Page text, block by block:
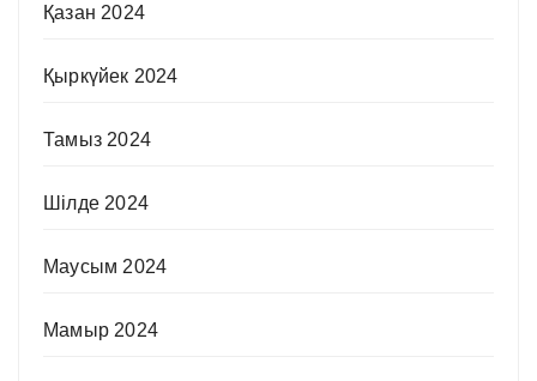
Қазан 2024
Қыркүйек 2024
Тамыз 2024
Шілде 2024
Маусым 2024
Мамыр 2024